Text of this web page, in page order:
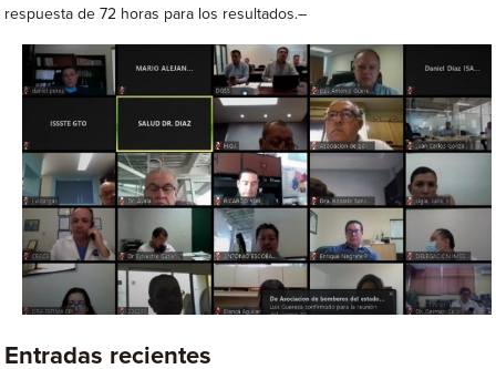
respuesta de 72 horas para los resultados.–
Entradas recientes